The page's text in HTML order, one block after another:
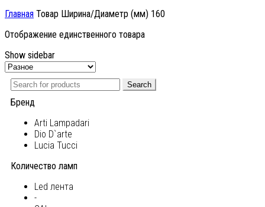
Главная Товар Ширина/Диаметр (мм) 160
Отображение единственного товара
Show sidebar
Search
Бренд
Arti Lampadari
Dio D`arte
Lucia Tucci
Количество ламп
Led лента
-